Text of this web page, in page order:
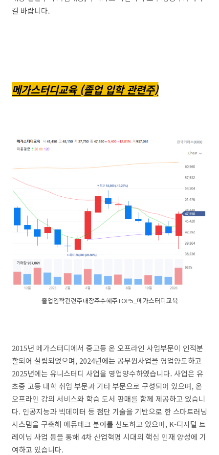
길 바랍니다.
메가스터디교육 (졸업 입학 관련주)
졸업입학관련주대장주수혜주TOP5_메가스터디교육
2015년 메가스터디에서 중고등 온 오프라인 사업부문이 인적분
할되어 설립되었으며, 2024년에는 공무원사업을 영업양도하고
2025년에는 유니스터디 사업을 영업양수하였습니다. 사업은 유
초중 고등 대학 취업 부문과 기타 부문으로 구성되어 있으며, 온
오프라인 강의 서비스와 학습 도서 판매를 함께 제공하고 있습니
다. 인공지능과 빅데이터 등 첨단 기술을 기반으로 한 스마트러닝
시스템을 구축해 에듀테크 분야를 선도하고 있으며, K-디지털 트
레이닝 사업 등을 통해 4차 산업혁명 시대의 핵심 인재 양성에 기
여하고 있습니다.